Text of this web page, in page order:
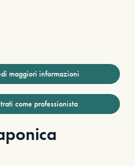
maggiori informazioni
come professionista